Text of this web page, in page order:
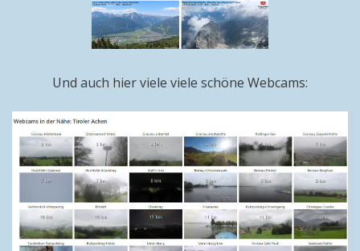
Und auch hier viele viele schöne Webcams: